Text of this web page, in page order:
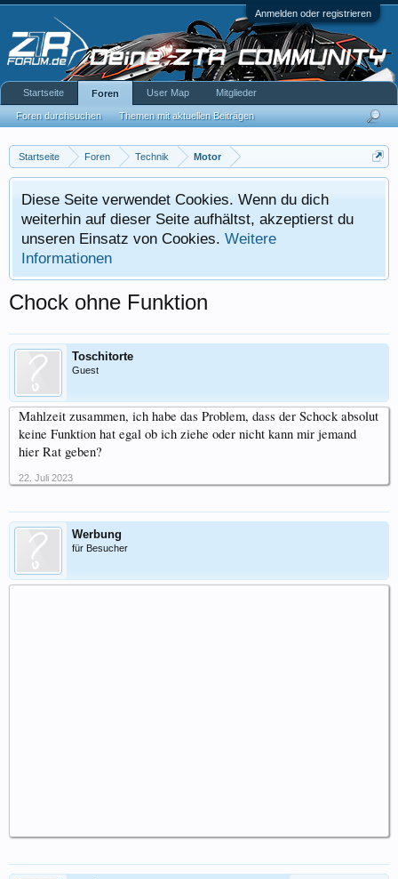
Anmelden oder registrieren
Startseite Foren Technik Motor
Diese Seite verwendet Cookies. Wenn du dich
weiterhin auf dieser Seite aufhältst, akzeptierst du
unseren Einsatz von Cookies. Weitere
Informationen
Chock ohne Funktion
Toschitorte
Guest
Mahlzeit zusammen, ich habe das Problem, dass der Schock absolut
keine Funktion hat egal ob ich ziehe oder nicht kann mir jemand
hier Rat geben?
22. Juli 2023
Werbung
für Besucher
Startseite Foren
Foren durchsuchen Themen mit aktuellen Beiträgen
User Map Mitglieder